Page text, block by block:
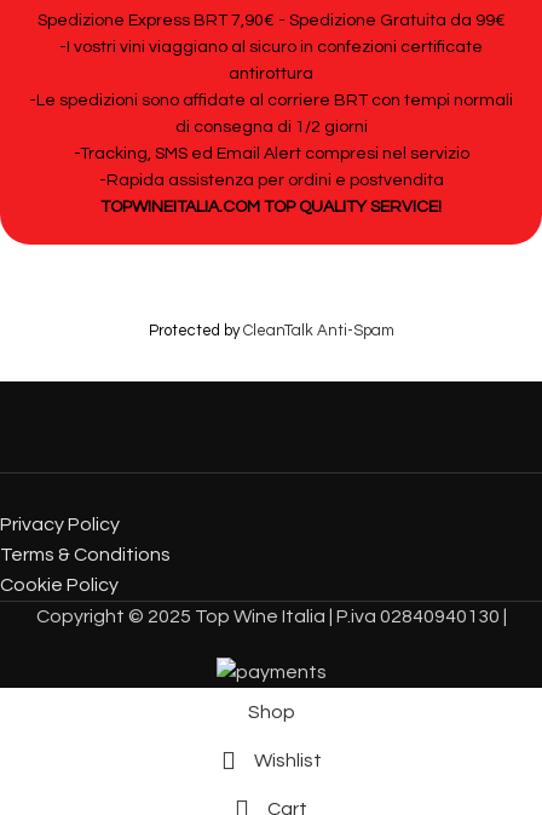
Spedizione Express BRT 7,90€ - Spedizione Gratuita da 99€
-I vostri vini viaggiano al sicuro in confezioni certificate
antirottura
-Le spedizioni sono affidate al corriere BRT con tempi normali
di consegna di 1/2 giorni
-Tracking, SMS ed Email Alert compresi nel servizio
-Rapida assistenza per ordini e postvendita
TOPWINEITALIA.COM TOP QUALITY SERVICE!
Protected byCleanTalk Anti-Spam
Privacy Policy
Terms & Conditions
Cookie Policy
Copyright © 2025 Top Wine Italia | P.iva 02840940130 |
Shop
Wishlist
Cart